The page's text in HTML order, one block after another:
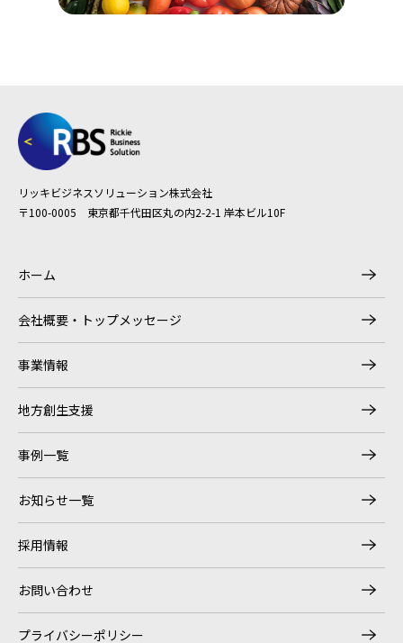
リッキビジネスソリューション株式会社
〒100-0005 東京都千代田区丸の内2-2-1 岸本ビル10F
ホーム
会社概要・トップメッセージ
事業情報
地方創生支援
事例一覧
お知らせ一覧
採用情報
お問い合わせ
プライバシーポリシー